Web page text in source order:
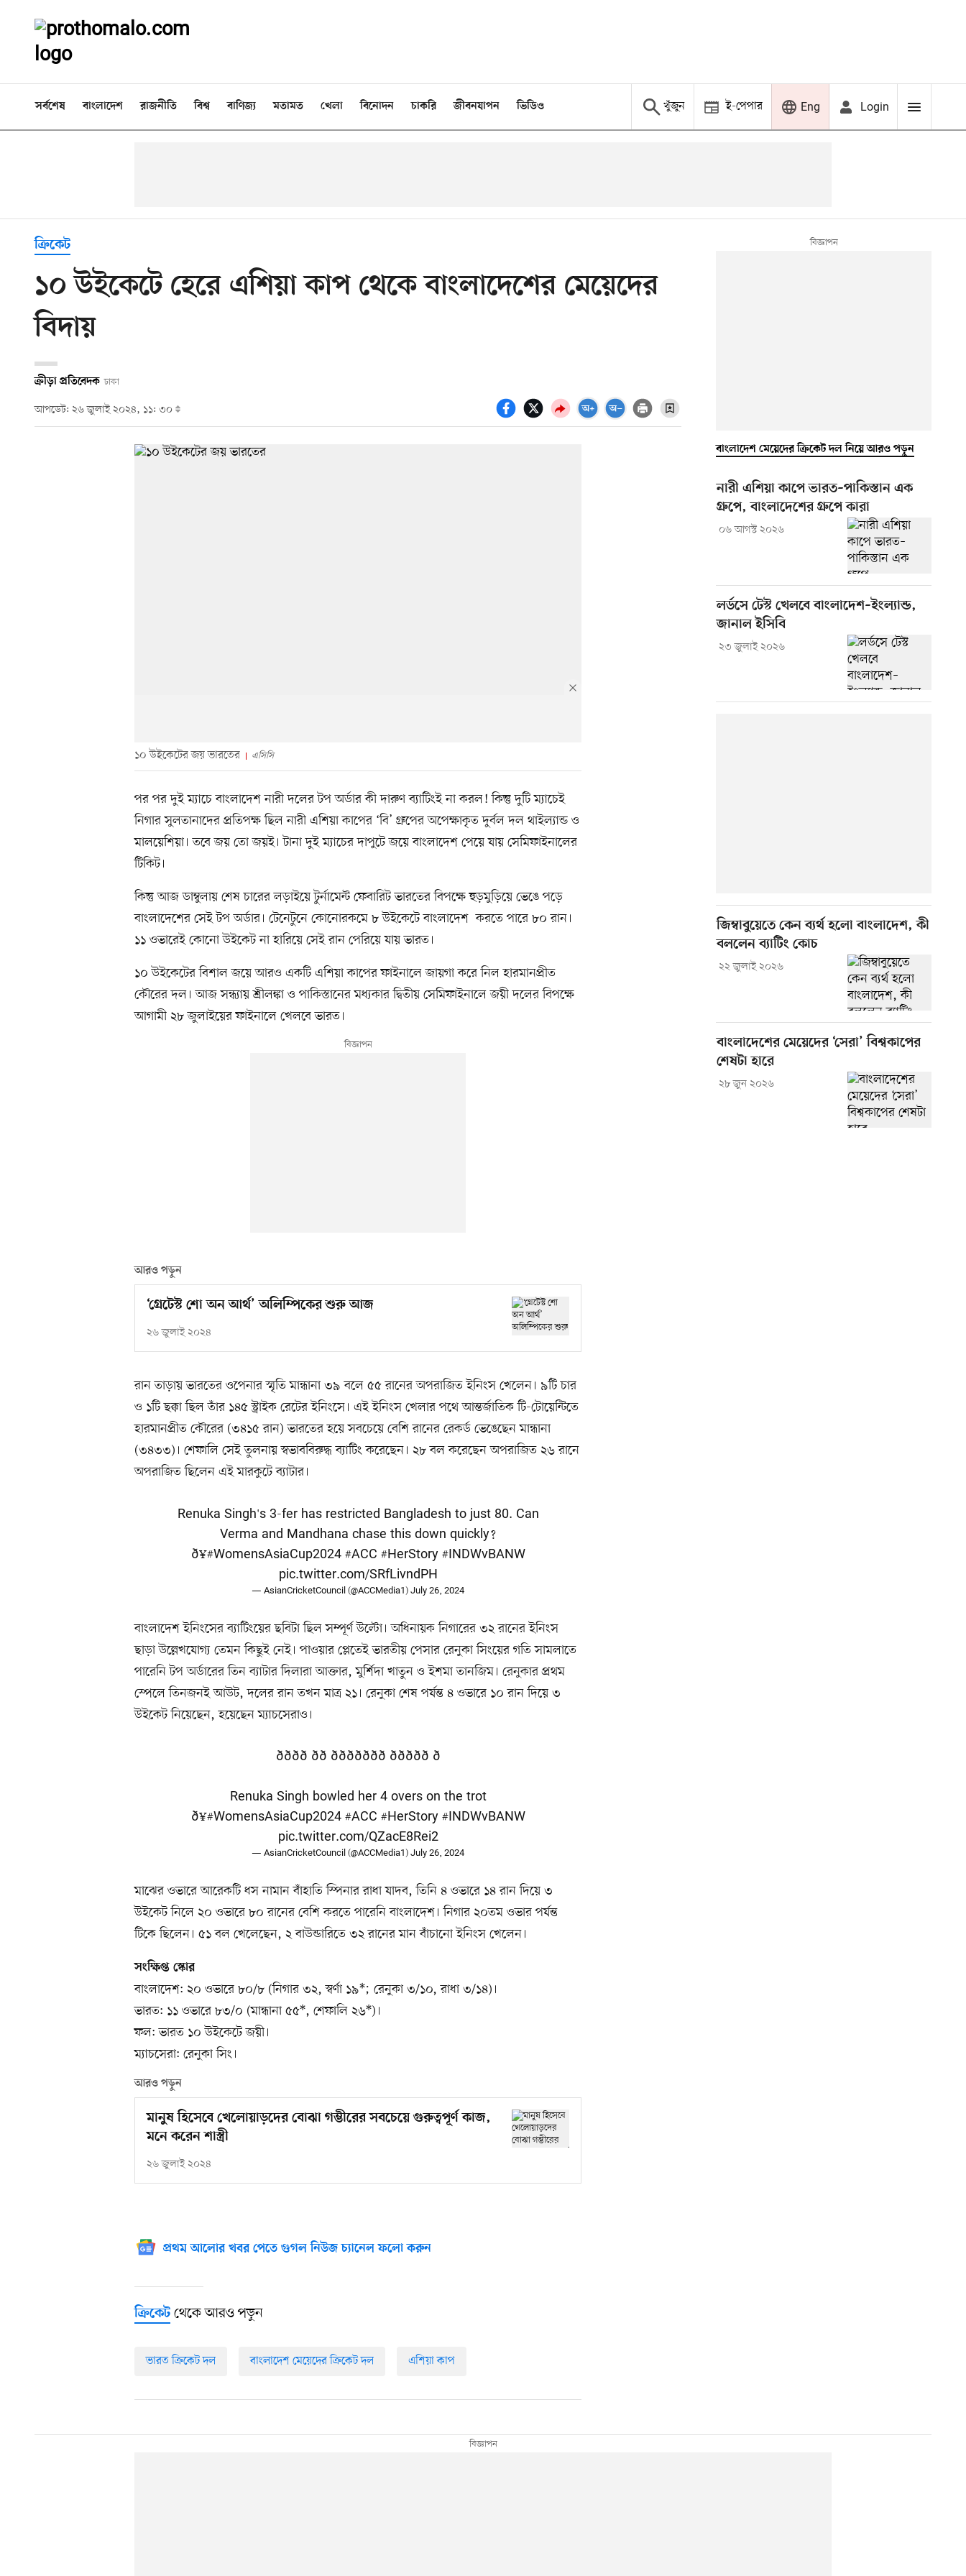
সর্বশেষ বাংলাদেশ রাজনীতি বিশ্ব বাণিজ্য মতামত খেলা বিনোদন চাকরি জীবনযাপন ভিডিও খুঁজুন ই-পেপার Eng Login
ক্রিকেট
১০ উইকেটে হেরে এশিয়া কাপ থেকে বাংলাদেশের মেয়েদের
বিদায়
ক্রীড়া প্রতিবেদক ঢাকা
আপডেট: ২৬ জুলাই ২০২৪, ১১: ৩০
১০ উইকেটের জয় ভারতের এসিসি
পর পর দুই ম্যাচে বাংলাদেশ নারী দলের টপ অর্ডার কী দারুণ ব্যাটিংই না করল! কিন্তু দুটি ম্যাচেই
নিগার সুলতানাদের প্রতিপক্ষ ছিল নারী এশিয়া কাপের ‘বি’ গ্রুপের অপেক্ষাকৃত দুর্বল দল থাইল্যান্ড ও
মালয়েশিয়া। তবে জয় তো জয়ই। টানা দুই ম্যাচের দাপুটে জয়ে বাংলাদেশ পেয়ে যায় সেমিফাইনালের
টিকিট।
কিন্তু আজ ডাম্বুলায় শেষ চারের লড়াইয়ে টুর্নামেন্ট ফেবারিট ভারতের বিপক্ষে হুড়মুড়িয়ে ভেঙে পড়ে
বাংলাদেশের সেই টপ অর্ডার। টেনেটুনে কোনোরকমে ৮ উইকেটে বাংলাদেশ করতে পারে ৮০ রান।
১১ ওভারেই কোনো উইকেট না হারিয়ে সেই রান পেরিয়ে যায় ভারত।
১০ উইকেটের বিশাল জয়ে আরও একটি এশিয়া কাপের ফাইনালে জায়গা করে নিল হারমানপ্রীত
কৌরের দল। আজ সন্ধ্যায় শ্রীলঙ্কা ও পাকিস্তানের মধ্যকার দ্বিতীয় সেমিফাইনালে জয়ী দলের বিপক্ষে
আগামী ২৮ জুলাইয়ের ফাইনালে খেলবে ভারত।
আরও পড়ুন
‘গ্রেটেস্ট শো অন আর্থ’ অলিম্পিকের শুরু আজ
২৬ জুলাই ২০২৪
রান তাড়ায় ভারতের ওপেনার স্মৃতি মান্ধানা ৩৯ বলে ৫৫ রানের অপরাজিত ইনিংস খেলেন। ৯টি চার
ও ১টি ছক্কা ছিল তাঁর ১৪৫ স্ট্রাইক রেটের ইনিংসে। এই ইনিংস খেলার পথে আন্তর্জাতিক টি-টোয়েন্টিতে
হারমানপ্রীত কৌরের (৩৪১৫ রান) ভারতের হয়ে সবচেয়ে বেশি রানের রেকর্ড ভেঙেছেন মান্ধানা
(৩৪৩৩)। শেফালি সেই তুলনায় স্বভাববিরুদ্ধ ব্যাটিং করেছেন। ২৮ বল করেছেন অপরাজিত ২৬ রানে
অপরাজিত ছিলেন এই মারকুটে ব্যাটার।
Renuka Singh's 3-fer has restricted Bangladesh to just 80. Can
Verma and Mandhana chase this down quickly?
ð¥#WomensAsiaCup2024 #ACC #HerStory #INDWvBANW
pic.twitter.com/SRfLivndPH
— AsianCricketCouncil (@ACCMedia1)July 26, 2024
বাংলাদেশ ইনিংসের ব্যাটিংয়ের ছবিটা ছিল সম্পূর্ণ উল্টো। অধিনায়ক নিগারের ৩২ রানের ইনিংস
ছাড়া উল্লেখযোগ্য তেমন কিছুই নেই। পাওয়ার প্লেতেই ভারতীয় পেসার রেনুকা সিংয়ের গতি সামলাতে
পারেনি টপ অর্ডারের তিন ব্যাটার দিলারা আক্তার, মুর্শিদা খাতুন ও ইশমা তানজিম। রেনুকার প্রথম
স্পেলে তিনজনই আউট, দলের রান তখন মাত্র ২১। রেনুকা শেষ পর্যন্ত ৪ ওভারে ১০ রান দিয়ে ৩
উইকেট নিয়েছেন, হয়েছেন ম্যাচসেরাও।
ðððð ðð ððððððð ððððð ð
Renuka Singh bowled her 4 overs on the trot
ð¥#WomensAsiaCup2024 #ACC #HerStory #INDWvBANW
pic.twitter.com/QZacE8Rei2
— AsianCricketCouncil (@ACCMedia1)July 26, 2024
মাঝের ওভারে আরেকটি ধস নামান বাঁহাতি স্পিনার রাধা যাদব, তিনি ৪ ওভারে ১৪ রান দিয়ে ৩
উইকেট নিলে ২০ ওভারে ৮০ রানের বেশি করতে পারেনি বাংলাদেশ। নিগার ২০তম ওভার পর্যন্ত
টিকে ছিলেন। ৫১ বল খেলেছেন, ২ বাউন্ডারিতে ৩২ রানের মান বাঁচানো ইনিংস খেলেন।
সংক্ষিপ্ত স্কোর
বাংলাদেশ: ২০ ওভারে ৮০/৮ (নিগার ৩২, স্বর্ণা ১৯*; রেনুকা ৩/১০, রাধা ৩/১৪)।
ভারত: ১১ ওভারে ৮৩/০ (মান্ধানা ৫৫*, শেফালি ২৬*)।
ফল: ভারত ১০ উইকেটে জয়ী।
ম্যাচসেরা: রেনুকা সিং।
আরও পড়ুন
মানুষ হিসেবে খেলোয়াড়দের বোঝা গম্ভীরের সবচেয়ে গুরুত্বপূর্ণ কাজ,
মনে করেন শাস্ত্রী
২৬ জুলাই ২০২৪
প্রথম আলোর খবর পেতে গুগল নিউজ চ্যানেল ফলো করুন
ক্রিকেটথেকে আরও পড়ুন
ভারত ক্রিকেট দল বাংলাদেশ মেয়েদের ক্রিকেট দল এশিয়া কাপ
বাংলাদেশ মেয়েদের ক্রিকেট দল নিয়ে আরও পড়ুন
নারী এশিয়া কাপে ভারত–পাকিস্তান এক
গ্রুপে, বাংলাদেশের গ্রুপে কারা
০৬ আগস্ট ২০২৬
লর্ডসে টেস্ট খেলবে বাংলাদেশ–ইংল্যান্ড,
জানাল ইসিবি
২৩ জুলাই ২০২৬
জিম্বাবুয়েতে কেন ব্যর্থ হলো বাংলাদেশ, কী
বললেন ব্যাটিং কোচ
২২ জুলাই ২০২৬
বাংলাদেশের মেয়েদের ‘সেরা’ বিশ্বকাপের
শেষটা হারে
২৮ জুন ২০২৬